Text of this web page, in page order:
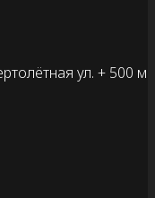
ул. + 500 м